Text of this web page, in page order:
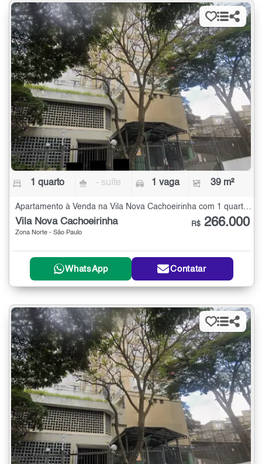
1 quarto - suíte 1 vaga 39 m²
Apartamento à Venda na Vila Nova Cachoeirinha com 1 quarto - 39 m²
Vila Nova Cachoeirinha
Zona Norte - São Paulo
R$ 266.000
WhatsApp Contatar